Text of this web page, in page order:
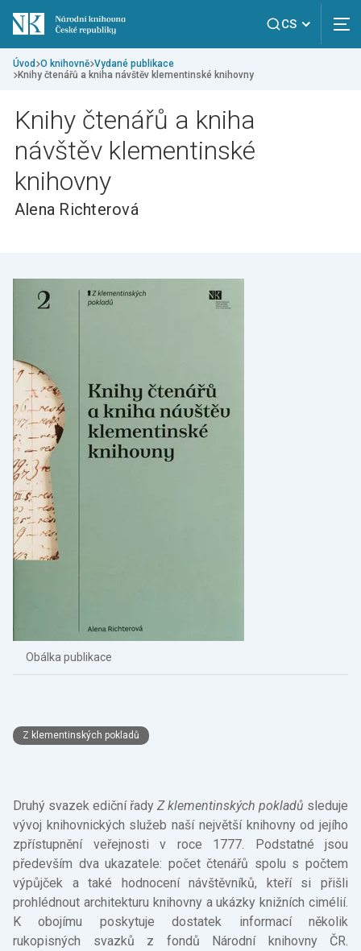
CS
Úvod O knihovně Vydané publikace
Knihy čtenářů a kniha návštěv klementinské knihovny
Knihy čtenářů a kniha
návštěv klementinské
knihovny
Alena Richterová
Obálka publikace
Z klementinských pokladů
Druhý svazek ediční řady Z klementinských pokladů sleduje
vývoj knihovnických služeb naší největší knihovny od jejího
zpřístupnění veřejnosti v roce 1777. Podstatné jsou
především dva ukazatele: počet čtenářů spolu s počtem
výpůjček a také hodnocení návštěvníků, kteří si přišli
prohlédnout architekturu knihovny a ukázky knižních cimélií.
K obojímu poskytuje dostatek informací několik
rukopisných svazků z fondů Národní knihovny ČR.